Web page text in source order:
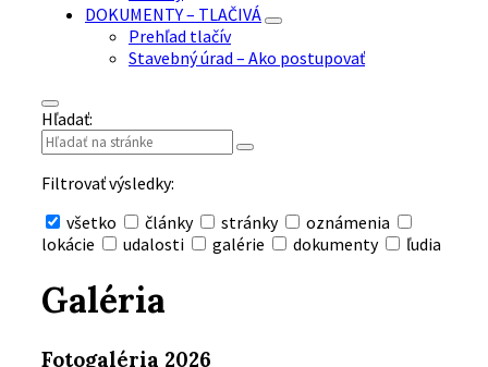
DOKUMENTY – TLAČIVÁ
Prehľad tlačív
Stavebný úrad – Ako postupovať
Hľadať:
Filtrovať výsledky:
všetko
články stránky
oznámenia
lokácie
udalosti galérie dokumenty ľudia
vyhľadávanie
Galéria
Fotogaléria 2026